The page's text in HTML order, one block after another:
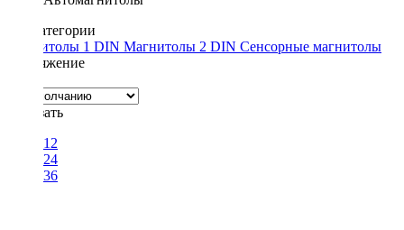
Подкатегории
Магнитолы 1 DIN Магнитолы 2 DIN Сенсорные магнитолы
Напряжение
Показать
12
24
36